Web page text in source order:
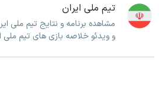
تیم ملی ایران
مشاهده برنامه و نتایج تیم ملی
و ویدئو خلاصه بازی های تیم ملی